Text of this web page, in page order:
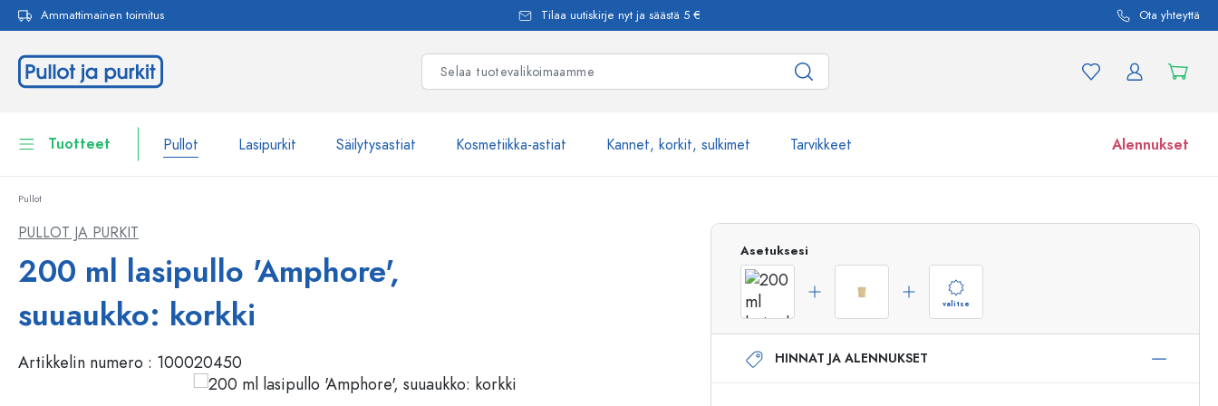
Siirry päänavigointiin
Ammattimainen toimitus Tilaa uutiskirje nyt ja säästä 5 € Ota yhteyttä
Tuotteet Pullot Lasipurkit Säilytysastiat Kosmetiikka-astiat Kannet, korkit, sulkimet Tarvikkeet Alennukset
Lasipurkit
Pullot tuotemerkin mukaan
WECK-Lasipullot
Patenttikorkkipullot
Spraypullot
Airless-pumppupullot
Roll-on-pullot
Lasipurkit
Tutustu nyt
Osta nyt
Pullot
PULLOT JA PURKIT
200 ml lasipullo 'Amphore',
suuaukko: korkki
Artikkelin numero : 100020450
Asetuksesi
valitse
HINNAT JA ALENNUKSET